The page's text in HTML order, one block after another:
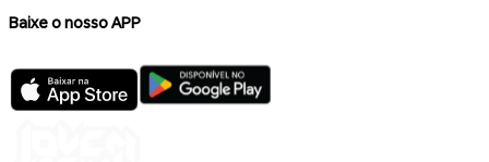
Baixe o nosso APP